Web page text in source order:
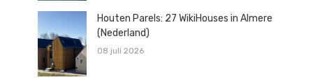
Houten Parels: 27 WikiHouses in Almere
(Nederland)
08 juli 2026